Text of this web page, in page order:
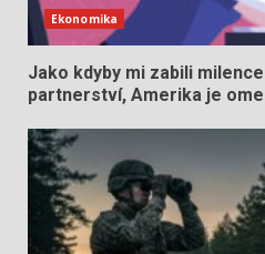
Ekonomika
Jako kdyby mi zabili
partnerství, Amerika je